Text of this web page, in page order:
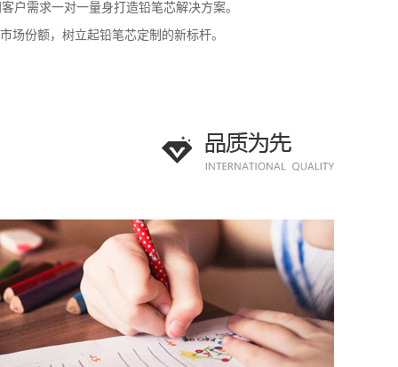
户需求一对一量身打造铅笔芯解决方案。
场份额，树立起铅笔芯定制的新标杆。